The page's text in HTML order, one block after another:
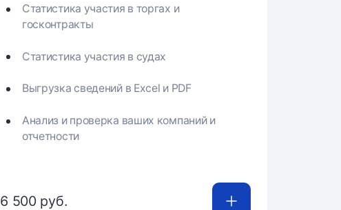
Статистика участия в торгах и
госконтракты
Статистика участия в судах
Выгрузка сведений в Excel и PDF
Анализ и проверка ваших компаний и
отчетности
6 500 руб. Купить